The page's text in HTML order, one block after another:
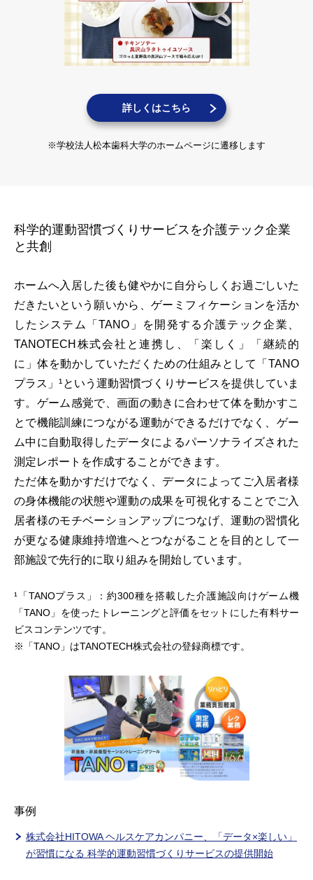
詳しくはこちら
※学校法人松本歯科大学のホームページに遷移します
科学的運動習慣づくりサービスを介護テック企業
と共創
ホームへ入居した後も健やかに自分らしくお過ごしいた
だきたいという願いから、ゲーミフィケーションを活か
したシステム「TANO」を開発する介護テック企業、
TANOTECH株式会社と連携し、「楽しく」「継続的
に」体を動かしていただくための仕組みとして「TANO
プラス」¹という運動習慣づくりサービスを提供していま
す。ゲーム感覚で、画面の動きに合わせて体を動かすこ
とで機能訓練につながる運動ができるだけでなく、ゲー
ム中に自動取得したデータによるパーソナライズされた
測定レポートを作成することができます。
ただ体を動かすだけでなく、データによってご入居者様
の身体機能の状態や運動の成果を可視化することでご入
居者様のモチベーションアップにつなげ、運動の習慣化
が更なる健康維持増進へとつながることを目的として一
部施設で先行的に取り組みを開始しています。
¹「TANOプラス」：約300種を搭載した介護施設向けゲーム機
「TANO」を使ったトレーニングと評価をセットにした有料サー
ビスコンテンツです。
※「TANO」はTANOTECH株式会社の登録商標です。
事例
株式会社HITOWA ヘルスケアカンパニー、「データ×楽しい」
が習慣になる 科学的運動習慣づくりサービスの提供開始